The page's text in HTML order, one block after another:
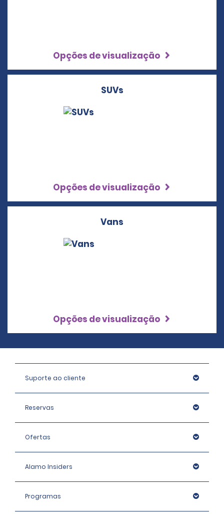
Opções de visualização
SUVs
Opções de visualização
Vans
Opções de visualização
Suporte ao cliente
Reservas
Ofertas
Alamo Insiders
Programas